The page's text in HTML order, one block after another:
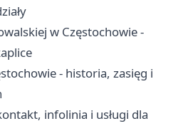
w Częstochowie -
- historia, zasięg i
infolinia i usługi dla